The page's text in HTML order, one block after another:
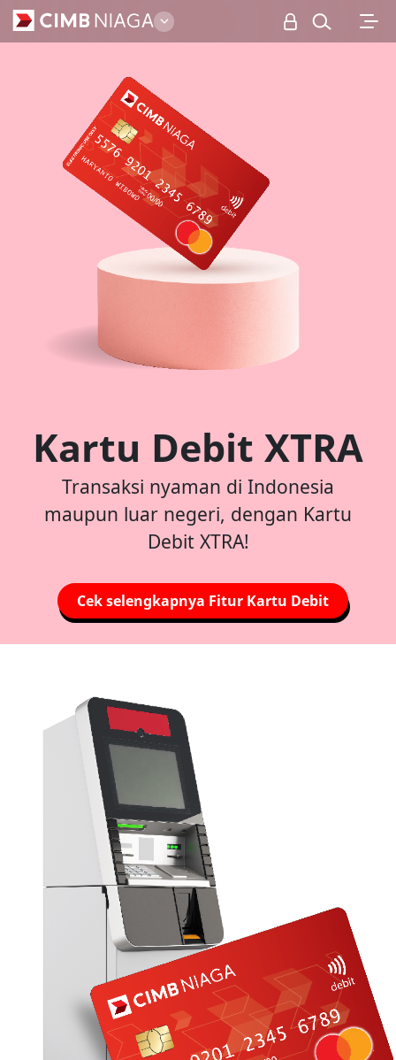
Personal
Kartu Debit XTRA
Transaksi nyaman di Indonesia
maupun luar negeri, dengan Kartu
Debit XTRA!
Cek selengkapnya Fitur Kartu Debit